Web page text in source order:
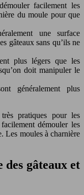
facilement les
du moule pour que
une surface
gâteaux sans qu’ils ne
plus légers que les
doit manipuler le
généralement plus
pratiques pour les
démouler les
Les moules à charnière
gâteaux et